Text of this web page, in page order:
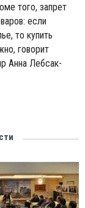
того, запрет
если
то купить
говорит
Анна Лебсак-